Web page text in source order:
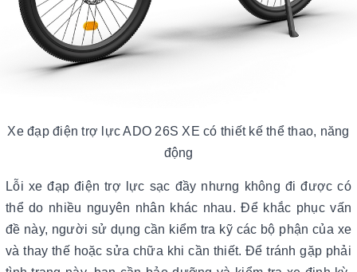
Xe đạp điện trợ lực ADO 26S XE có thiết kế thể thao, năng
động
Lỗi xe đạp điện trợ lực sạc đầy nhưng không đi được có
thể do nhiều nguyên nhân khác nhau. Để khắc phục vấn
đề này, người sử dụng cần kiểm tra kỹ các bộ phận của xe
và thay thế hoặc sửa chữa khi cần thiết. Để tránh gặp phải